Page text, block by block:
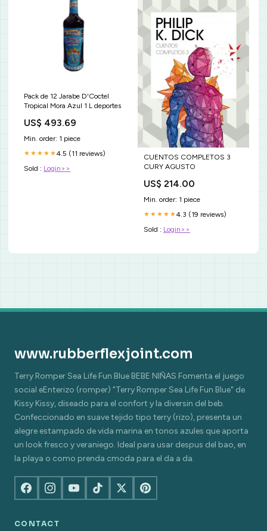
Pack de 12 Jarabe D'Coctel
Tropical Mora Azul 1 L deportes
US$ 493.69
Min. order: 1 piece
★★★★★4.5 (11 reviews)
Sold : Login>>
CUENTOS COMPLETOS 3
CURY AGUSTO
US$ 214.00
Min. order: 1 piece
★★★★★4.3 (19 reviews)
Sold : Login>>
www.rubberflexjoint.com
Terry Romper Sea Life Fun Blue BEBE NIÑAS Fomenta el juego
social eEnterizo (romper) "Terry Romper Sea Life Fun Blue" de
Kissy Kissy, diseado para el confort y la diversin del beb.
Confeccionado en suave tejido tipo terry (rizo), presenta un
alegre estampado de vida marina en tonos azules que aporta
un look fresco y veraniego. Ideal para usar despus del bao, en
la playa o como prenda cmoda para el da a da.
CONTACT